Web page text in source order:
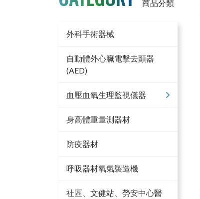
商品分類
外科手術器械
自動體外心臟電擊去顫器
(AED)
血壓血氧生理監視儀器
身高體重量測器材
防疫器材
呼吸器材氧氣製造機
社區、文健站、勞安中心醫